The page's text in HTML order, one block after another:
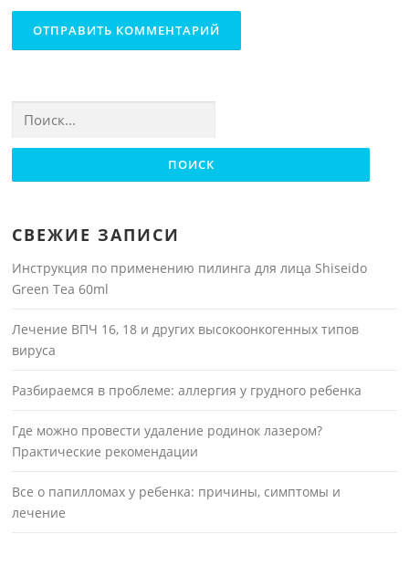
СВЕЖИЕ ЗАПИСИ
Инструкция по применению пилинга для лица Shiseido
Green Tea 60ml
Лечение ВПЧ 16, 18 и других высокоонкогенных типов
вируса
Разбираемся в проблеме: аллергия у грудного ребенка
Где можно провести удаление родинок лазером?
Практические рекомендации
Все о папилломах у ребенка: причины, симптомы и
лечение